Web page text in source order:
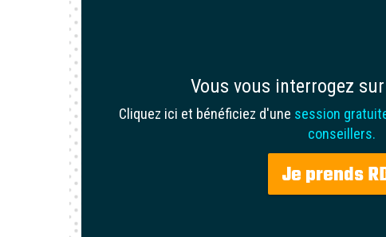
Vous vous interrogez
Cliquez ici et bénéficiez d'une session
conseillers.
Je prends